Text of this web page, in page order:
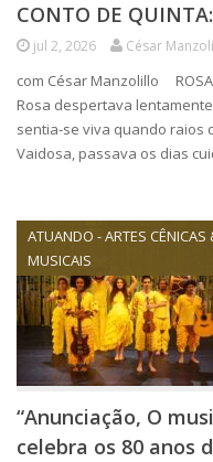
CONTO DE
jul 2, 2026 César
com César Manzolillo
Rosa despertava
sentia-se viva quando raios
Vaidosa, passava os dias
ATUANDO - ARTES CÊNICAS
MUSICAIS
“Anunciação, O
celebra os 80 anos